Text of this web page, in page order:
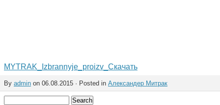
MYTRAK_Izbrannyje_proizv_ Скачать
By admin on 06.08.2015 · Posted in Александер Митрак